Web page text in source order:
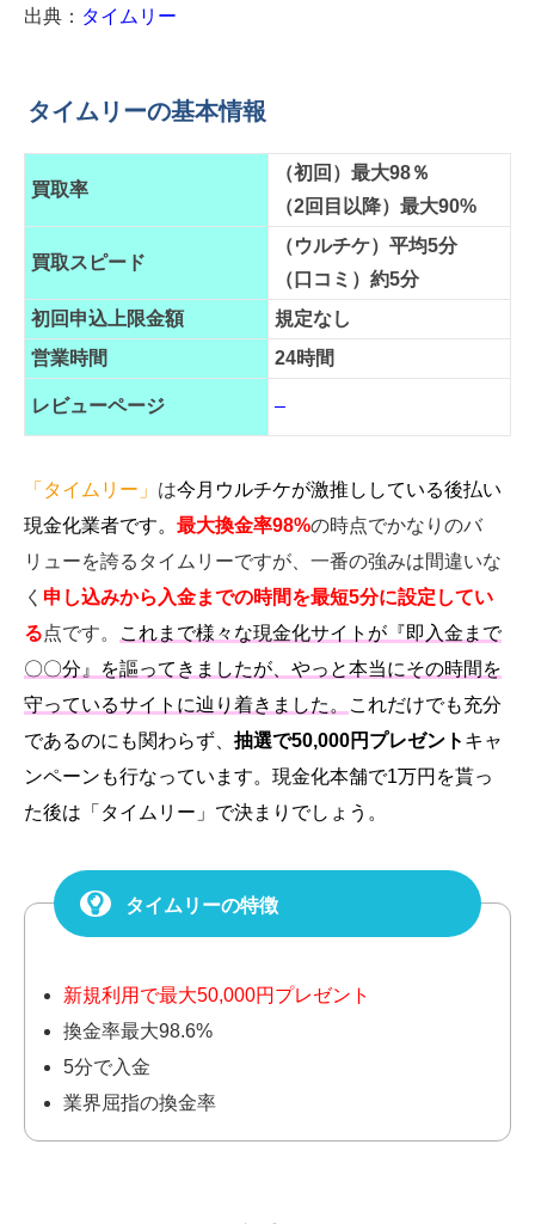
出典： タイムリー
タイムリーの基本情報
買取率
（初回）最大98％
（2回目以降）最大90%
買取スピード
（ウルチケ）平均5分
（口コミ）約5分
初回申込上限金額
規定なし
営業時間
24時間
レビューページ –
「タイムリー」 は今月ウルチケが激推ししている後払い
現金化業者です。 最大換金率98%の時点でかなりのバ
リューを誇るタイムリーですが、一番の強みは間違いな
く 申し込みから入金までの時間を最短5分に設定してい
る点です。
これまで様々な現金化サイトが『即入金まで
〇〇分』を謳ってきましたが、やっと本当にその時間を
守っているサイトに辿り着きました。
これだけでも充分
であるのにも関わらず、 抽選で50,000円プレゼント キャ
ンペーンも行なっています。現金化本舗で1万円を貰っ
た後は「タイムリー」で決まりでしょう。
タイムリーの特徴
新規利用で最大50,000円プレゼント
換金率最大98.6%
5分で入金
業界屈指の換金率